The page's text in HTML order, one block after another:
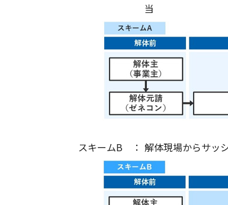
当
スキームB ： 解体現場からサッ